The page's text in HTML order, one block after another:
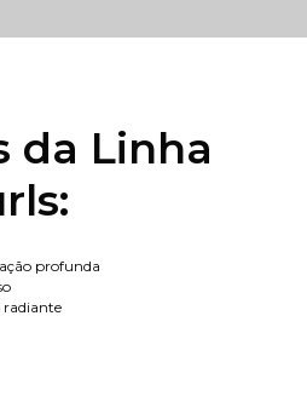
da Linha
profunda
radiante